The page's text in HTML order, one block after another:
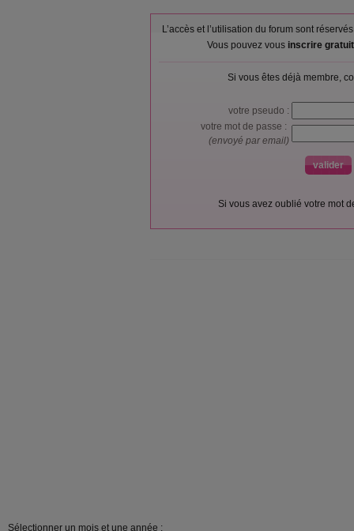
L’accès et l’utilisation du forum sont
Vous pouvez vous inscrire
Si vous êtes déjà membre,
votre pseudo :
votre mot de passe :
(envoyé par email)
Si vous avez oublié votre mot
Sélectionner un mois et une année :